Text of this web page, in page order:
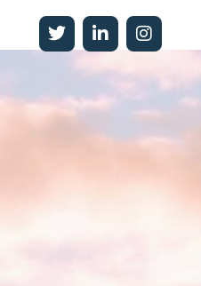
T
w
t
e
L
i
k
e
d
I
n
t
g
a